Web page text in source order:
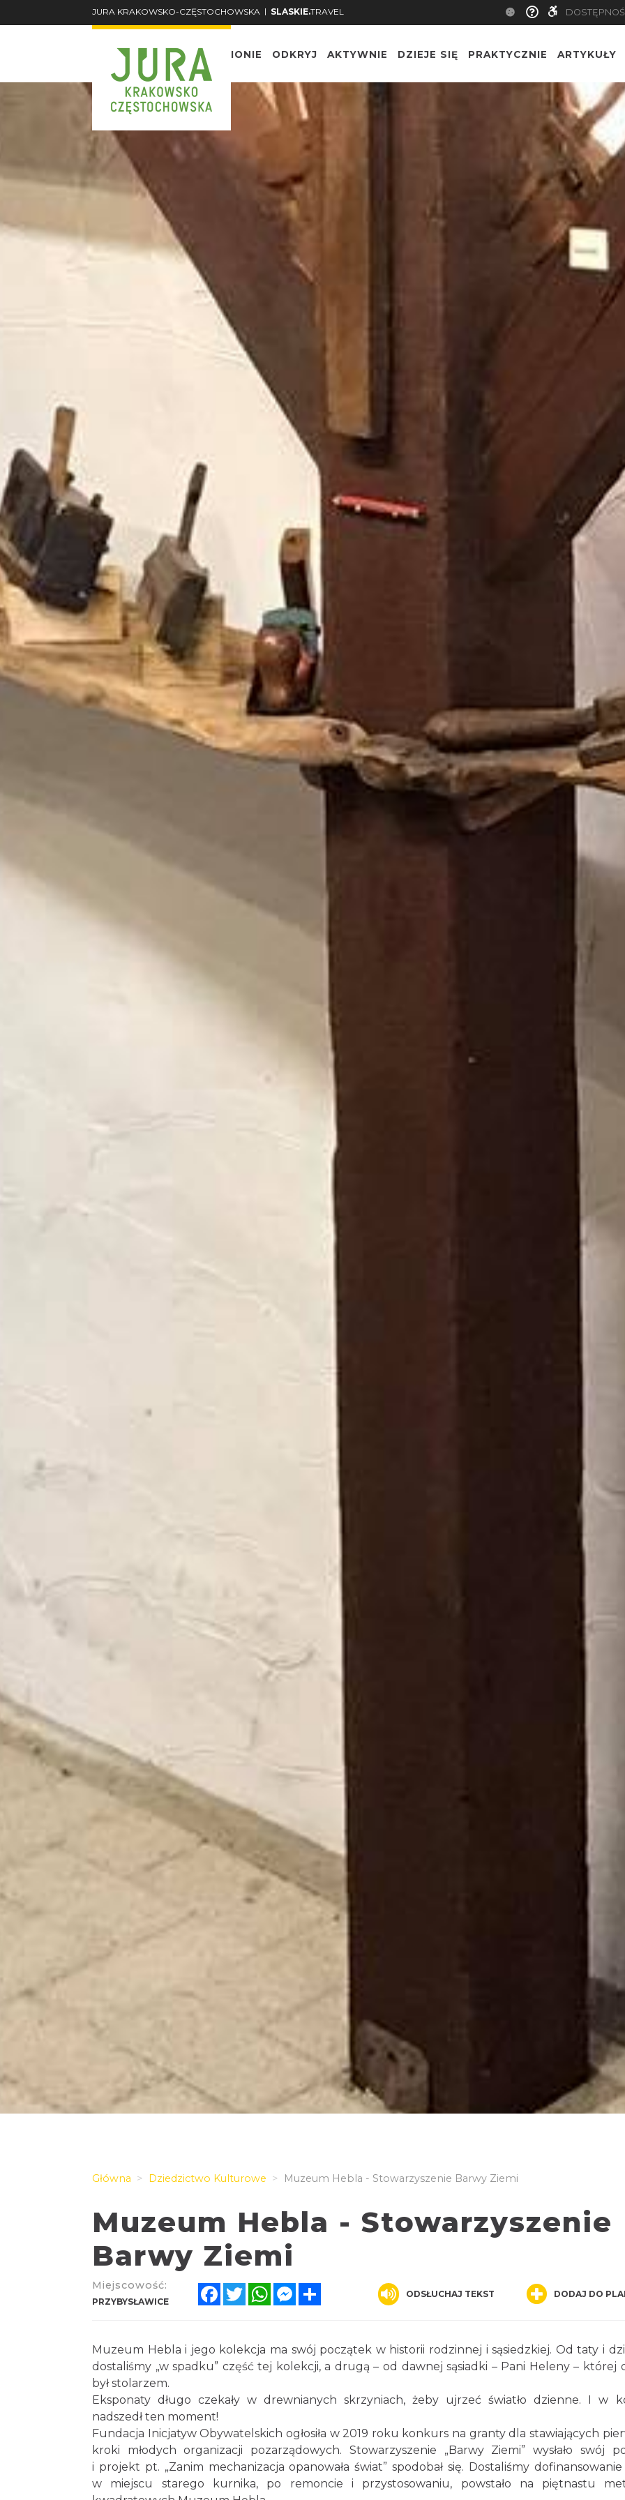
JURA KRAKOWSKO-CZĘSTOCHOWSKA | SLASKIE.TRAVEL
O REGIONIE ODKRYJ AKTYWNIE DZIEJE SIĘ PRAKTYCZNIE ARTYKUŁY
Główna Dziedzictwo Kulturowe Muzeum Hebla - Stowarzyszenie Barwy Ziemi
Muzeum Hebla - Stowarzyszenie
Barwy Ziemi
Miejscowość:
PRZYBYSŁAWICE
FacebookTwitterWhatsAppMessenger ODSŁUCHAJ TEKST DODAJ DO
Muzeum Hebla i jego kolekcja ma swój początek w historii rodzinnej i sąsiedzkiej. Od taty i
dostaliśmy „w spadku” część tej kolekcji, a drugą – od dawnej sąsiadki – Pani Heleny – której
był stolarzem.
Eksponaty długo czekały w drewnianych skrzyniach, żeby ujrzeć światło dzienne. I w
nadszedł ten moment!
Fundacja Inicjatyw Obywatelskich ogłosiła w 2019 roku konkurs na granty dla stawiających
kroki młodych organizacji pozarządowych. Stowarzyszenie „Barwy Ziemi” wysłało swój
i projekt pt. „Zanim mechanizacja opanowała świat” spodobał się. Dostaliśmy
w miejscu starego kurnika, po remoncie i przystosowaniu, powstało na piętnastu